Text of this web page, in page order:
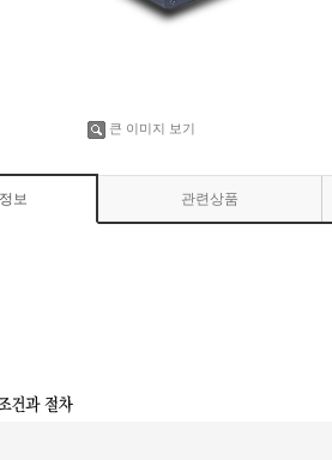
큰 이미지 보기
보 관련상품